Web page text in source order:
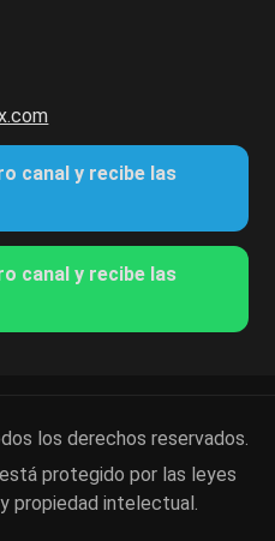
canal y recibe las
canal y recibe las
los derechos reservados.
protegido por las leyes
propiedad intelectual.